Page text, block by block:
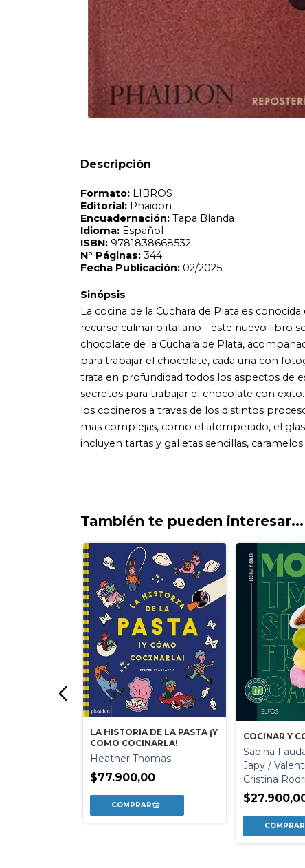
Descripción
Formato:LIBROS
Editorial: Phaidon
Encuadernación:Tapa Blanda
Idioma:Español
9781838668532
Páginas:
La cocina de la Cuchara de Plata es conocida en todo
chocolate de la Cuchara de Plata, acompanadas de
para trabajar el chocolate, cada una con fotografia
trata en profundidad todos los aspectos de este
secretos para trabajar el chocolate con exito. Las
los cocineros a traves de los distintos procesos
mas complejas, como el atemperado, el glaseado y la
incluyen tartas y galletas sencillas, caramelos y postres
También te pueden interesar...
LA HISTORIA DE LA PASTA ¡Y
COMO COCINARLA!
Heather Thomas
$77.900,00
COCINAR Y
Sabina
Japy /
Cristina